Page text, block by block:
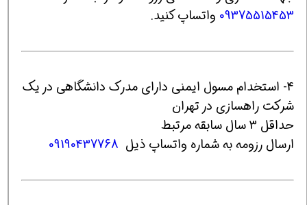
09375515453 واتساپ کنید.
4- استخدام مسول ایمنی دارای مدرک دانشگاهی در یک
شرکت راهسازی در تهران
حداقل 3 سال سابقه مرتبط
ارسال رزومه به شماره واتساپ ذیل 09190437768